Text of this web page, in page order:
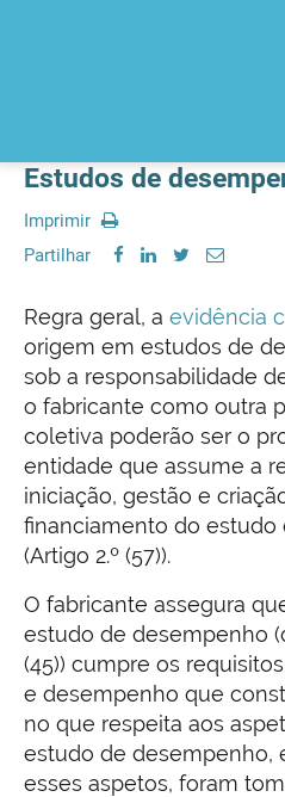
Estudos de
Imprimir
Partilhar
Regra geral, a evidência
origem em estudos de
sob a responsabilidade
o fabricante como outra
coletiva poderão ser o
entidade que assume a
iniciação, gestão e
financiamento do estudo
(Artigo 2.º (57)).
O fabricante assegura
estudo de desempenho
(45)) cumpre os
e desempenho que
no que respeita aos
estudo de desempenho,
esses aspetos, foram